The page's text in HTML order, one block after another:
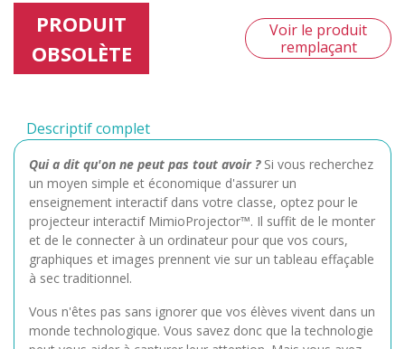
PRODUIT
OBSOLÈTE
Voir le produit
remplaçant
Descriptif complet
Qui a dit qu'on ne peut pas tout avoir ? Si vous recherchez
un moyen simple et économique d'assurer un
enseignement interactif dans votre classe, optez pour le
projecteur interactif MimioProjector™. Il suffit de le monter
et de le connecter à un ordinateur pour que vos cours,
graphiques et images prennent vie sur un tableau effaçable
à sec traditionnel.
Vous n'êtes pas sans ignorer que vos élèves vivent dans un
monde technologique. Vous savez donc que la technologie